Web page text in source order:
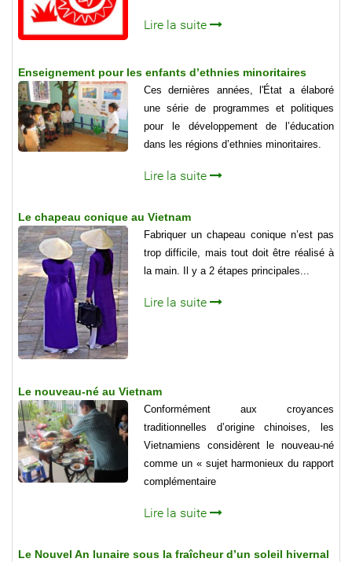
Lire la suite
Enseignement pour les enfants d’ethnies minoritaires
Ces dernières années, l'État a élaboré
une série de programmes et politiques
pour le développement de l’éducation
dans les régions d’ethnies minoritaires.
Lire la suite
Le chapeau conique au Vietnam
Fabriquer un chapeau conique n’est pas
trop difficile, mais tout doit être réalisé à
la main. Il y a 2 étapes principales...
Lire la suite
Le nouveau-né au Vietnam
Conformément aux croyances
traditionnelles d’origine chinoises, les
Vietnamiens considèrent le nouveau-né
comme un « sujet harmonieux du rapport
complémentaire
Lire la suite
Le Nouvel An lunaire sous la fraîcheur d’un soleil hivernal